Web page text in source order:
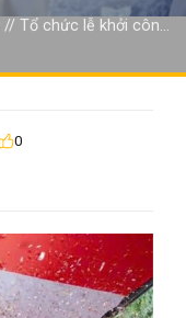
// Tổ chức lễ khởi công
0